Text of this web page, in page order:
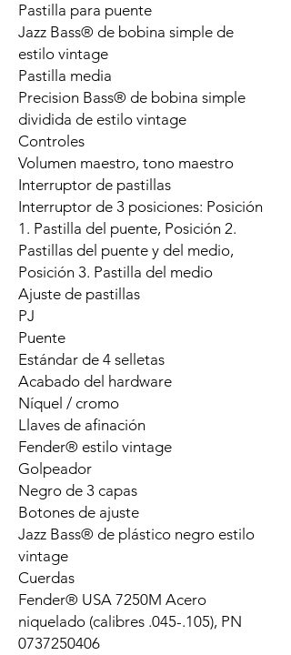
Pastilla para puente
Jazz Bass® de bobina simple de
estilo vintage
Pastilla media
Precision Bass® de bobina simple
dividida de estilo vintage
Controles
Volumen maestro, tono maestro
Interruptor de pastillas
Interruptor de 3 posiciones: Posición
1. Pastilla del puente, Posición 2.
Pastillas del puente y del medio,
Posición 3. Pastilla del medio
Ajuste de pastillas
PJ
Puente
Estándar de 4 selletas
Acabado del hardware
Níquel / cromo
Llaves de afinación
Fender® estilo vintage
Golpeador
Negro de 3 capas
Botones de ajuste
Jazz Bass® de plástico negro estilo
vintage
Cuerdas
Fender® USA 7250M Acero
niquelado (calibres .045-.105), PN
0737250406